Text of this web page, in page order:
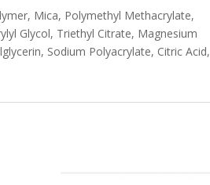
Mica, Polymethyl Methacrylate,
Glycol, Triethyl Citrate, Magnesium
Sodium Polyacrylate, Citric Acid,